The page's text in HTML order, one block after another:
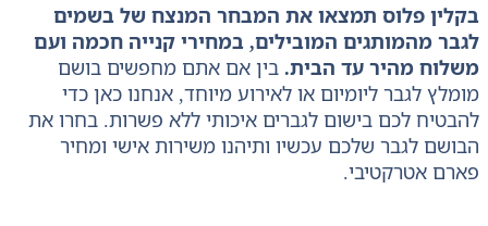
בקלין פלוס תמצאו את המבחר המנצח של בשמים
לגבר מהמותגים המובילים, במחירי קנייה חכמה ועם
משלוח מהיר עד הבית. בין אם אתם מחפשים בושם
מומלץ לגבר ליומיום או לאירוע מיוחד, אנחנו כאן כדי
להבטיח לכם בישום לגברים איכותי ללא פשרות. בחרו את
הבושם לגבר שלכם עכשיו ותיהנו משירות אישי ומחיר
פארם אטרקטיבי.